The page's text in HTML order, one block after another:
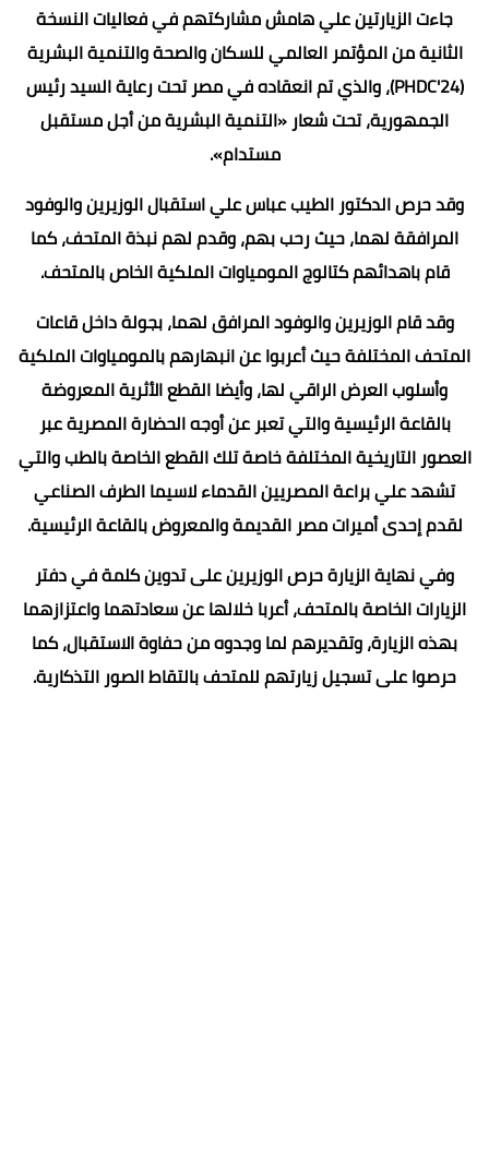
جاءت الزيارتين علي هامش مشاركتهم في فعاليات النسخة
الثانية من المؤتمر العالمي للسكان والصحة والتنمية البشرية
(PHDC'24)، والذي تم انعقاده في مصر تحت رعاية السيد رئيس
الجمهورية، تحت شعار «التنمية البشرية من أجل مستقبل
مستدام».
وقد حرص الدكتور الطيب عباس علي استقبال الوزيرين والوفود
المرافقة لهما، حيث رحب بهم، وقدم لهم نبذة المتحف، كما
قام باهدائهم كتالوج المومياوات الملكية الخاص بالمتحف.
وقد قام الوزيرين والوفود المرافق لهما، بجولة داخل قاعات
المتحف المختلفة حيث أعربوا عن انبهارهم بالمومياوات الملكية
وأسلوب العرض الراقي لها، وأيضا القطع الأثرية المعروضة
بالقاعة الرئيسية والتي تعبر عن أوجه الحضارة المصرية عبر
العصور التاريخية المختلفة خاصة تلك القطع الخاصة بالطب والتي
تشهد علي براعة المصريين القدماء لاسيما الطرف الصناعي
لقدم إحدى أميرات مصر القديمة والمعروض بالقاعة الرئيسية.
وفي نهاية الزيارة حرص الوزيرين على تدوين كلمة في دفتر
الزيارات الخاصة بالمتحف، أعربا خلالها عن سعادتهما واعتزازهما
بهذه الزيارة، وتقديرهم لما وجدوه من حفاوة الاستقبال، كما
حرصوا على تسجيل زيارتهم للمتحف بالتقاط الصور التذكارية.